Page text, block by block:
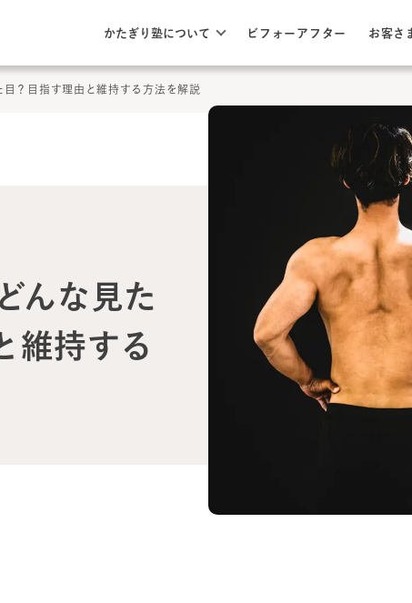
かたぎり塾について ビフォーアフター お客さ
？目指す理由と維持する方法を解説
んな見た
維持する